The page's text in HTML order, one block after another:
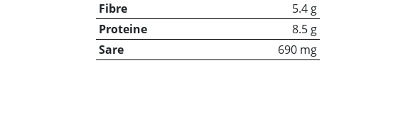
Fibre
5.4 g
Proteine
8.5 g
Sare
690 mg